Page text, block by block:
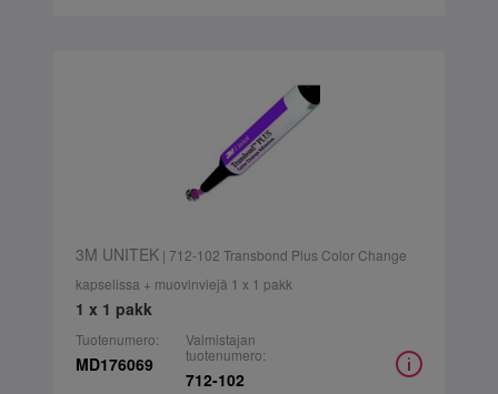
3M UNITEK| 712-102 Transbond Plus Color Change
kapselissa + muovinviejä 1 x 1 pakk
1 x 1 pakk
Tuotenumero:
MD176069
Valmistajan
tuotenumero:
712-102